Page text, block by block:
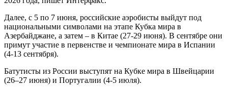
Далее, с 5 по 7 июня, российские аэробисты выйдут под
национальными символами на этапе Кубка мира в
Азербайджане, а затем – в Китае (27-29 июня). В сентябре они
примут участие в первенстве и чемпионате мира в Испании
(4-13 сентября).
Батутисты из России выступят на Кубке мира в Швейцарии
(26–27 июня) и Португалии (4-5 июля).